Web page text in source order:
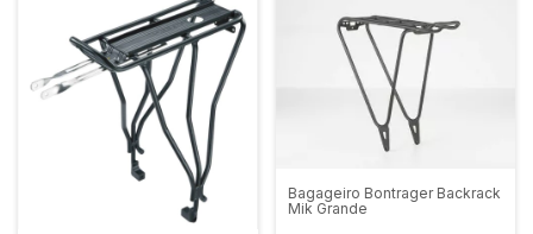
Bagageiro Bontrager Backrack
Mik Grande